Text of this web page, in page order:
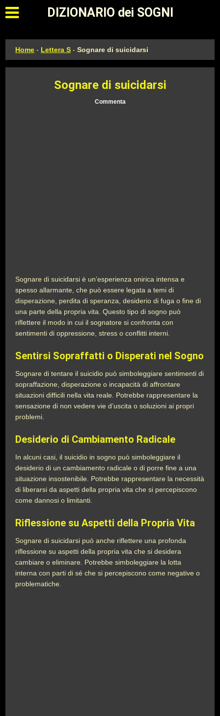
Apri il menu principale
DIZIONARIO dei SOGNI
Home - Lettera S -Sognare di suicidarsi
Sognare di suicidarsi
Commenta
Sognare di suicidarsi è un’esperienza onirica intensa e
spesso allarmante, che può essere legata a temi di
disperazione, perdita di speranza, desiderio di fuga o fine di
una parte della propria vita. Questo tipo di sogno può
riflettere il modo in cui il sognatore si confronta con
sentimenti di oppressione, stress o conflitti interni.
Sentirsi Sopraffatti o Disperati nel Sogno
Sognare di tentare il suicidio può simboleggiare sentimenti di
sopraffazione, disperazione o incapacità di affrontare
situazioni difficili nella vita reale. Potrebbe rappresentare la
sensazione di non vedere vie d’uscita o soluzioni ai propri
problemi.
Desiderio di Cambiamento Radicale
In alcuni casi, il suicidio in sogno può simboleggiare il
desiderio di un cambiamento radicale o di porre fine a una
situazione insostenibile. Potrebbe rappresentare la necessità
di liberarsi da aspetti della propria vita che si percepiscono
come dannosi o limitanti.
Riflessione su Aspetti della Propria Vita
Sognare di suicidarsi può anche riflettere una profonda
riflessione su aspetti della propria vita che si desidera
cambiare o eliminare. Potrebbe simboleggiare la lotta
interna con parti di sé che si percepiscono come negative o
problematiche.